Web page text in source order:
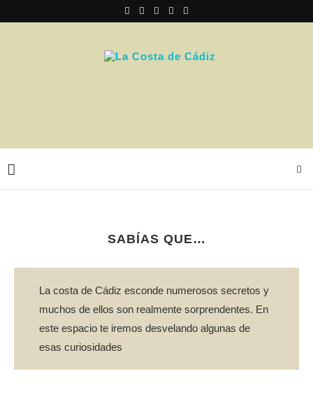
SABÍAS QUE…
La costa de Cádiz esconde numerosos secretos y
muchos de ellos son realmente sorprendentes. En
este espacio te iremos desvelando algunas de
esas curiosidades